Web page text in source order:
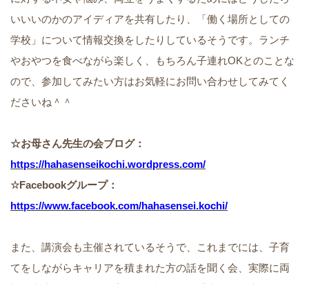
いいいのかのアイディアを共有したり、「働く場所としての
学校」について情報交換をしたりしているそうです。ランチ
やおやつを食べながら楽しく、もちろん子連れOKとのことな
ので、参加してみたい方はお気軽にお問い合わせしてみてく
ださいね＾＾
☆お母さん先生の会ブログ：
https://hahasenseikochi.wordpress.com/
☆Facebookグループ：
https://www.facebook.com/hahasensei.kochi/
また、講演会も主催されているそうで、これまでには、子育
てをしながらキャリアを積まれた方の話を聞く会、実際に両